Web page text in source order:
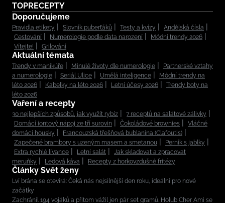
TOPRECEPTY
Doporučujeme
Pravidla etikety Slovník puberťáků Testy a kvízy
Andělská čísla
Cestování
Numerologie podle data narození
Módní trendy 2026
Vítejte!
Grilování
Aktuální témata
Trendy v manikúře Minulé životy dle numerologie
Partnerské vztahy
a numerologie
Seriál Ulice Umělá inteligence
Módní trendy na
léto 2026
Kabelky na léto 2026 Letní účesy 2026
Trendy boty na
léto 2026
Vaření a recepty
30 nejlepších způsobů, jak využít rybíz
7 receptů na salátové zálivky
Domácí iontový nápoj ze tří surovin
Čokoládové brownies
Vláčné
domácí housky
Francouzská třešňová bublanina (Clafoutis)
Zapečené brambory s uzeným masem a smetanou
Perník s jablky
Extra rychlé lívance
Letní salát
Jak skladovat a zpracovat
meruňky
Ledová káva Recepty z horkovzdušné fritézy
Články Svět ženy
Lví brána se otevírá: Čeká nás nejsilnější den roku, ideální pro nové
začátky
Zachránil 194 vojáků a přitom vážil jen pár set gramů. Holub Cher Ami se